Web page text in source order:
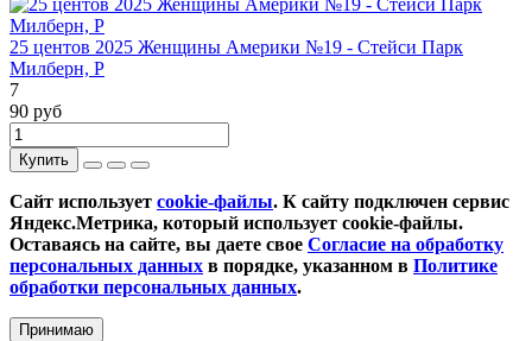
25 центов 2025 Женщины Америки №19 - Стейси Парк
Милберн, P
7
90 руб
Купить
Сайт использует cookie-файлы. К cайту подключен сервис
Яндекс.Метрика, который использует cookie-файлы.
Оставаясь на сайте, вы даете свое Согласие на обработку
персональных данных в порядке, указанном в Политике
обработки персональных данных.
Принимаю